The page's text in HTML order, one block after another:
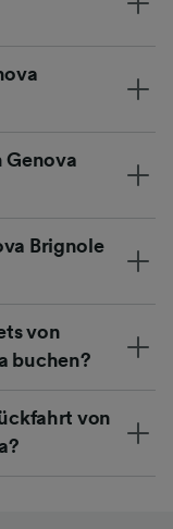
Genova
Brignole
von
buchen?
von